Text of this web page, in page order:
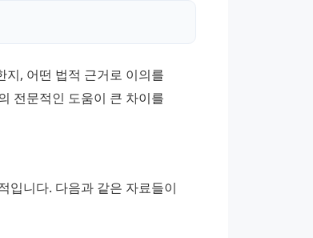
, 어떤 법적 근거로 이의를
전문적인 도움이 큰 차이를
입니다. 다음과 같은 자료들이